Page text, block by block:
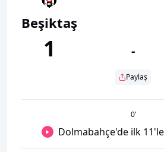
Beşiktaş
1 -
Paylaş
0’
Dolmabahçe'de ilk